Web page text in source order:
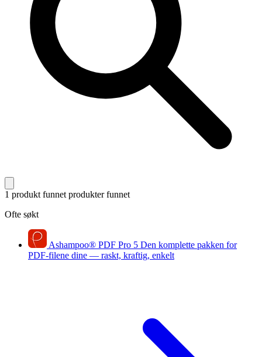
1 produkt funnet produkter funnet
Ofte søkt
Ashampoo® PDF Pro 5 Den komplette pakken for
PDF-filene dine — raskt, kraftig, enkelt